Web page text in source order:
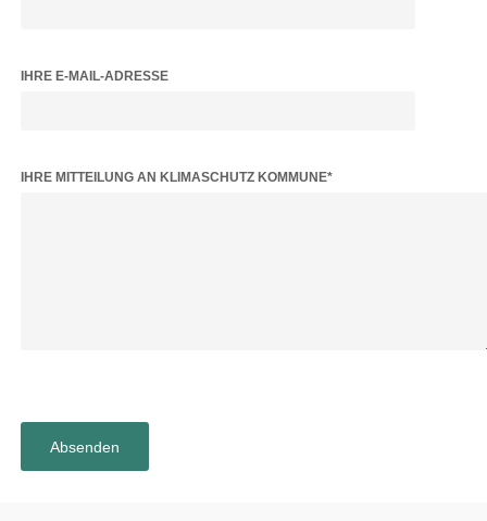
IHRE E-MAIL-ADRESSE
BITTE LASSE DIESES FELD LEER.
IHRE MITTEILUNG AN KLIMASCHUTZ KOMMUNE*